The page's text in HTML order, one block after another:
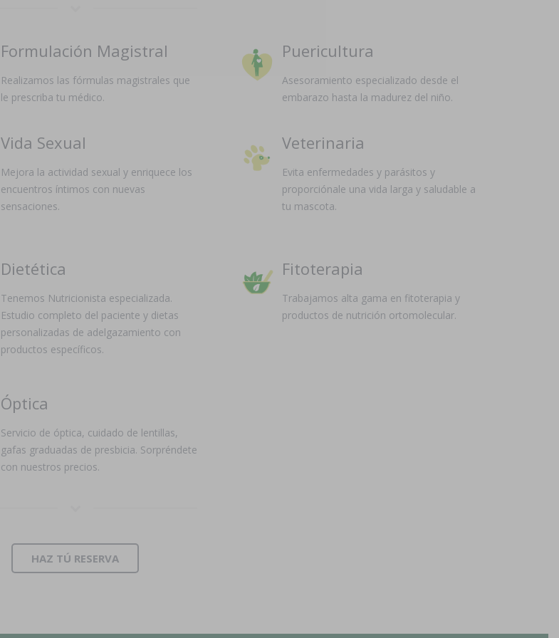
Formulación Magistral
Realizamos las fórmulas magistrales que
le prescriba tu médico.
Puericultura
Asesoramiento especializado desde el
embarazo hasta la madurez del niño.
Vida Sexual
Mejora la actividad sexual y enriquece los
encuentros íntimos con nuevas
sensaciones.
Veterinaria
Evita enfermedades y parásitos y
proporciónale una vida larga y saludable a
tu mascota.
Dietética
Tenemos Nutricionista especializada.
Estudio completo del paciente y dietas
personalizadas de adelgazamiento con
productos específicos.
Fitoterapia
Trabajamos alta gama en fitoterapia y
productos de nutrición ortomolecular.
Óptica
Servicio de óptica, cuidado de lentillas,
gafas graduadas de presbicia. Sorpréndete
con nuestros precios.
HAZ TÚ RESERVA